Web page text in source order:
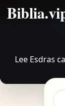
Lee Esdras